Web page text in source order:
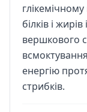
білків і
вершкового
енергію
стрибків.